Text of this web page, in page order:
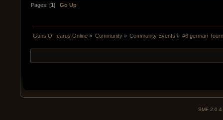
Pages: [1]Go Up
Guns Of Icarus Online » Community» Community Events » #6 german
SMF 2.0.4